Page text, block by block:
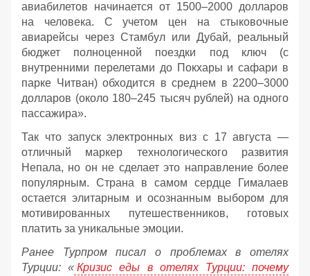
авиабилетов начинается от 1500–2000 долларов
на человека. С учетом цен на стыковочные
авиарейсы через Стамбул или Дубай, реальный
бюджет полноценной поездки под ключ (с
внутренними перелетами до Покхары и сафари в
парке Читван) обходится в среднем в 2200–3000
долларов (около 180–245 тысяч рублей) на одного
пассажира».
Так что запуск электронных виз с 17 августа —
отличный маркер технологического развития
Непала, но он не сделает это направление более
популярным. Страна в самом сердце Гималаев
остается элитарным и осознанным выбором для
мотивированных путешественников, готовых
платить за уникальные эмоции.
Ранее Турпром писал о проблемах в отелях
Турции: « Кризис еды в отелях Турции: почему